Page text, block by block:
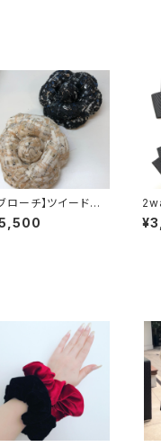
ブローチ】ツイードカメ